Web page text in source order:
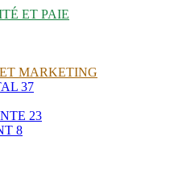
ET PAIE
MARKETING
37
23
8